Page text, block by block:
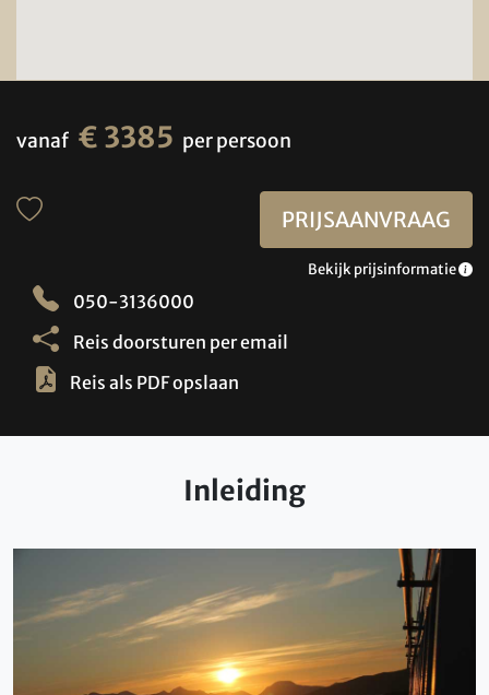
vanaf € 3385 per persoon
PRIJSAANVRAAG
Bekijk prijsinformatie
050-3136000
Reis doorsturen per email
Reis als PDF opslaan
Inleiding